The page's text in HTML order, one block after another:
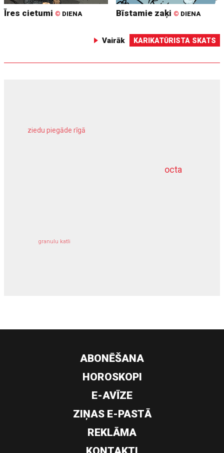
Īres cietumi © DIENA Bīstamie zaķi © DIENA
Vairāk KARIKATŪRISTA SKATS
octa
ziedu piegāde rīgā
granulu katli
dziļurbums
ABONĒŠANA
HOROSKOPI
E-AVĪZE
ZIŅAS E-PASTĀ
REKLĀMA